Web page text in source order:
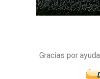
Gracias por